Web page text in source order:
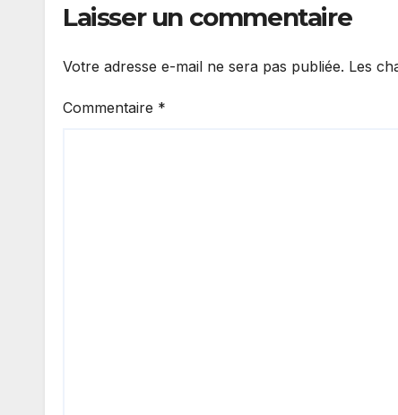
Laisser un commentaire
Votre adresse e-mail ne sera pas publiée. Les
Commentaire *